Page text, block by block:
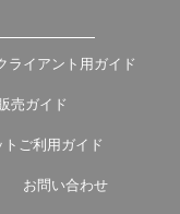
ライアント用ガイド
売ガイド
トご利用ガイド
お問い合わせ